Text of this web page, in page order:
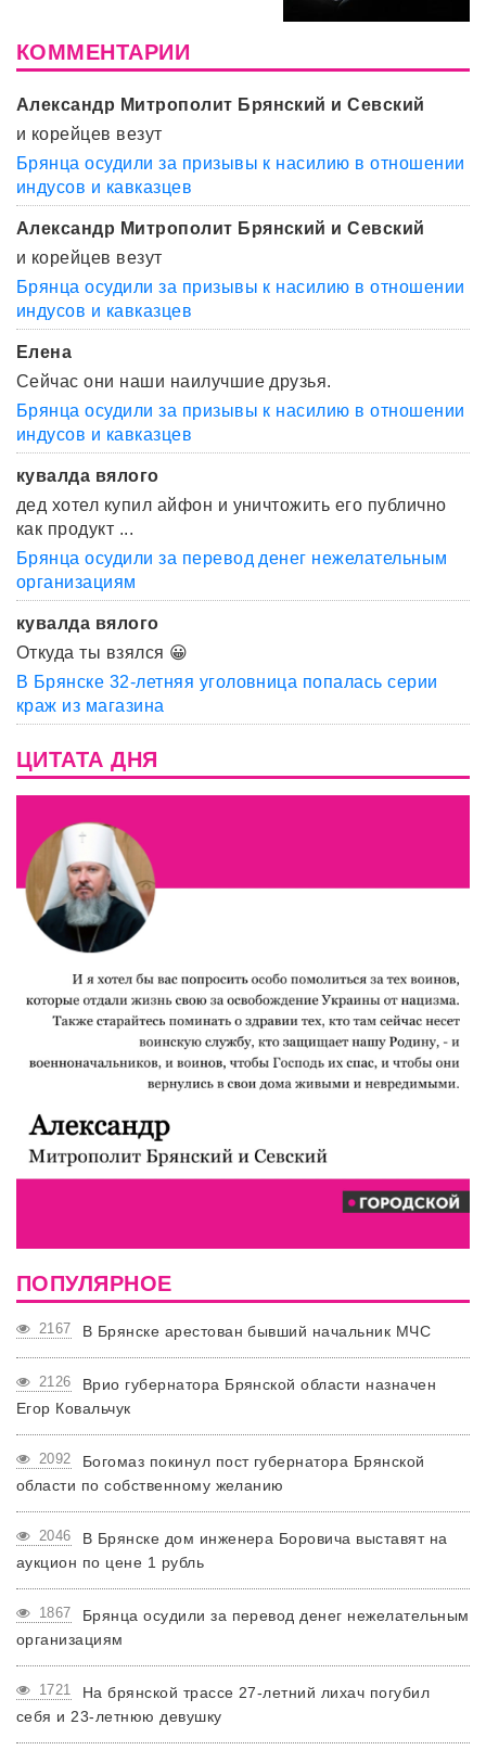
КОММЕНТАРИИ
Александр Митрополит Брянский и Севский
и корейцев везут
Брянца осудили за призывы к насилию в отношении
индусов и кавказцев
Александр Митрополит Брянский и Севский
и корейцев везут
Брянца осудили за призывы к насилию в отношении
индусов и кавказцев
Елена
Сейчас они наши наилучшие друзья.
Брянца осудили за призывы к насилию в отношении
индусов и кавказцев
кувалда вялого
дед хотел купил айфон и уничтожить его публично
как продукт ...
Брянца осудили за перевод денег нежелательным
организациям
кувалда вялого
Откуда ты взялся 😀
В Брянске 32-летняя уголовница попалась серии
краж из магазина
ЦИТАТА ДНЯ
ПОПУЛЯРНОЕ
2167 В Брянске арестован бывший начальник МЧС
2126
Врио губернатора Брянской области назначен
Егор Ковальчук
2092
Богомаз покинул пост губернатора Брянской
области по собственному желанию
2046
В Брянске дом инженера Боровича выставят на
аукцион по цене 1 рубль
1867
Брянца осудили за перевод денег нежелательным
организациям
1721
На брянской трассе 27-летний лихач погубил
себя и 23-летнюю девушку